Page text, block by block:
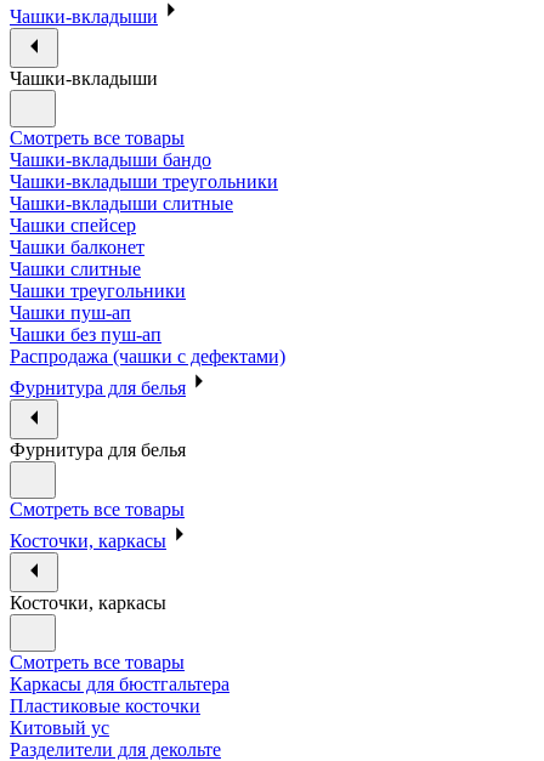
Чашки-вкладыши
Чашки-вкладыши
Смотреть все товары
Чашки-вкладыши бандо
Чашки-вкладыши треугольники
Чашки-вкладыши слитные
Чашки спейсер
Чашки балконет
Чашки слитные
Чашки треугольники
Чашки пуш-ап
Чашки без пуш-ап
Распродажа (чашки с дефектами)
Фурнитура для белья
Фурнитура для белья
Смотреть все товары
Косточки, каркасы
Косточки, каркасы
Смотреть все товары
Каркасы для бюстгальтера
Пластиковые косточки
Китовый ус
Разделители для декольте